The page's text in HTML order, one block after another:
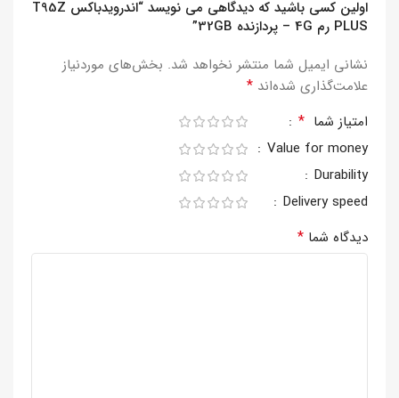
اولین کسی باشید که دیدگاهی می نویسد “اندرویدباکس T95Z
PLUS رم 4G – پردازنده 32GB”
نشانی ایمیل شما منتشر نخواهد شد. بخش‌های موردنیاز
علامت‌گذاری شده‌اند *
امتیاز شما *
Value for money
Durability
Delivery speed
دیدگاه شما *